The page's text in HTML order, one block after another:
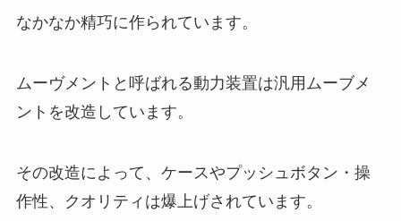
なかなか精巧に作られています。
ムーヴメントと呼ばれる動力装置は汎用ムーブメ
ントを改造しています。
その改造によって、ケースやプッシュボタン・操
作性、クオリティは爆上げされています。